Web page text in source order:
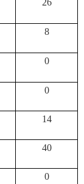
26
8
0
0
14
40
0